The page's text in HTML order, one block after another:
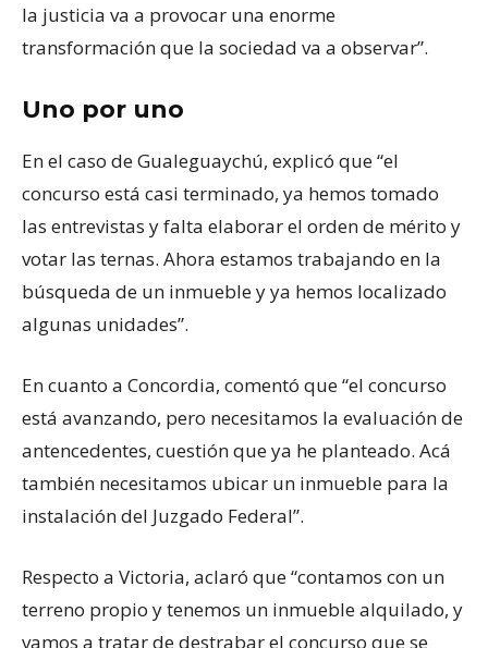
la justicia va a provocar una enorme
transformación que la sociedad va a observar”.
Uno por uno
En el caso de Gualeguaychú, explicó que “el
concurso está casi terminado, ya hemos tomado
las entrevistas y falta elaborar el orden de mérito y
votar las ternas. Ahora estamos trabajando en la
búsqueda de un inmueble y ya hemos localizado
algunas unidades”.
En cuanto a Concordia, comentó que “el concurso
está avanzando, pero necesitamos la evaluación de
antencedentes, cuestión que ya he planteado. Acá
también necesitamos ubicar un inmueble para la
instalación del Juzgado Federal”.
Respecto a Victoria, aclaró que “contamos con un
terreno propio y tenemos un inmueble alquilado, y
vamos a tratar de destrabar el concurso que se